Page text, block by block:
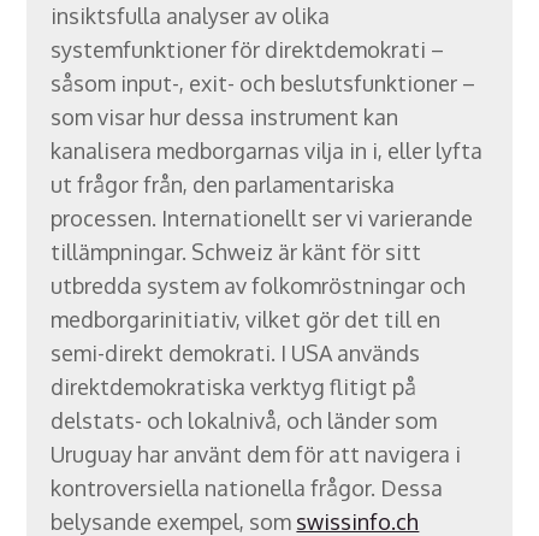
insiktsfulla analyser av olika
systemfunktioner för direktdemokrati –
såsom input-, exit- och beslutsfunktioner –
som visar hur dessa instrument kan
kanalisera medborgarnas vilja in i, eller lyfta
ut frågor från, den parlamentariska
processen. Internationellt ser vi varierande
tillämpningar. Schweiz är känt för sitt
utbredda system av folkomröstningar och
medborgarinitiativ, vilket gör det till en
semi-direkt demokrati. I USA används
direktdemokratiska verktyg flitigt på
delstats- och lokalnivå, och länder som
Uruguay har använt dem för att navigera i
kontroversiella nationella frågor. Dessa
belysande exempel, som swissinfo.ch